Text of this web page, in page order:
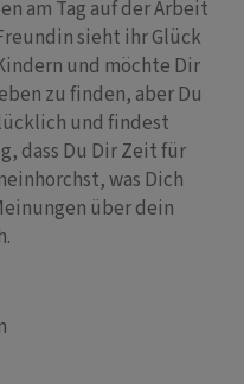
am Tag auf der Arbeit
sieht ihr Glück
und möchte Dir
zu finden, aber Du
und findest
dass Du Dir Zeit für
was Dich
über dein